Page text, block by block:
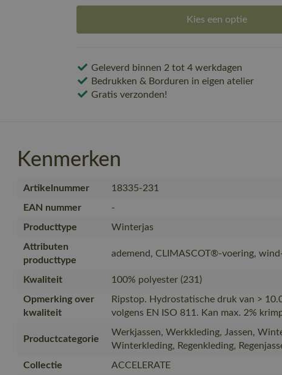
Kies een optie
Geleverd binnen 2 tot 4 werkdagen
Bedrukken & Borduren in eigen atelier
Gratis verzonden!
Kenmerken
Artikelnummer
18335-231
EAN nummer
-
Producttype
Winterjas
Attributen
producttype
ademend, CLIMASCOT®-voering,
Kwaliteit
100% polyester (231)
Opmerking over
kwaliteit
Ripstop. Hydrostatische druk van >
volgens EN ISO 811. Kan max. 2%
Productcategorie
Werkjassen, Werkkleding, Jassen,
Winterkleding, Regenkleding,
Collectie
ACCELERATE